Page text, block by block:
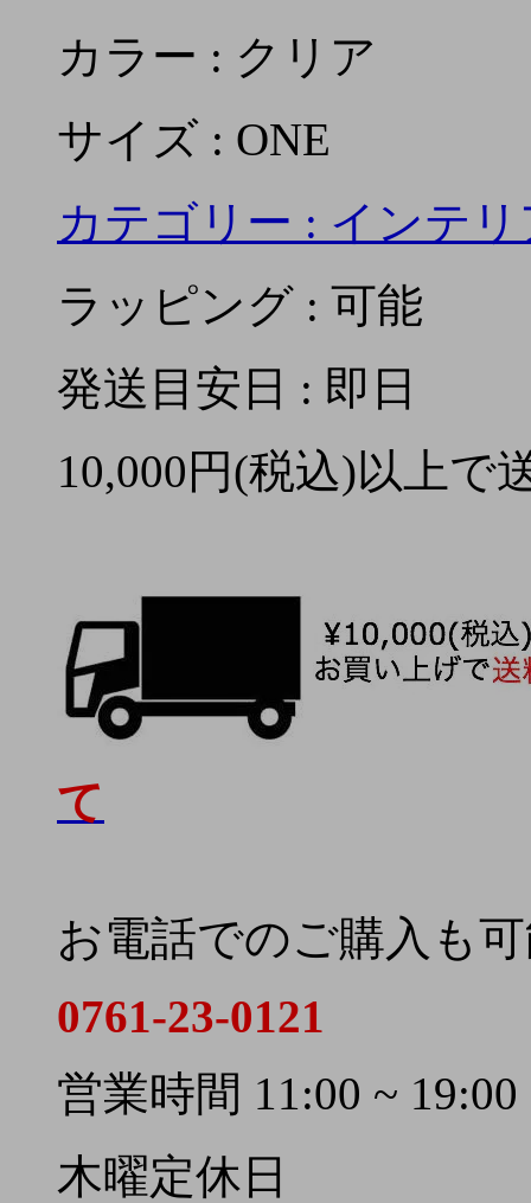
カラー : クリア
サイズ : ONE
カテゴリー : インテリ
ラッピング : 可能
発送目安日 : 即日
10,000円(税込)以上で
て
お電話でのご購入も
0761-23-0121
営業時間 11:00 ~ 19:00
木曜定休日